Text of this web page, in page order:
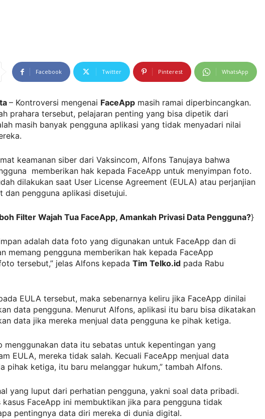
Facebook Twitter Pinterest WhatsApp
– Kontroversi mengenai FaceApp masih ramai diperbincangkan.
prahara tersebut, pelajaran penting yang bisa dipetik dari
masih banyak pengguna aplikasi yang tidak menyadari nilai
keamanan siber dari Vaksincom, Alfons Tanujaya bahwa
memberikan hak kepada FaceApp untuk menyimpan foto.
dilakukan saat User License Agreement (EULA) atau perjanjian
dan pengguna aplikasi disetujui.
Filter Wajah Tua FaceApp, Amankah Privasi Data Pengguna?}
adalah data foto yang digunakan untuk FaceApp dan di
memang pengguna memberikan hak kepada FaceApp
tersebut,” jelas Alfons kepada Tim Telko.id pada Rabu
EULA tersebut, maka sebenarnya keliru jika FaceApp dinilai
data pengguna. Menurut Alfons, aplikasi itu baru bisa dikatakan
data jika mereka menjual data pengguna ke pihak ketiga.
menggunakan data itu sebatas untuk kepentingan yang
EULA, mereka tidak salah. Kecuali FaceApp menjual data
pihak ketiga, itu baru melanggar hukum,” tambah Alfons.
yang luput dari perhatian pengguna, yakni soal data pribadi.
kasus FaceApp ini membuktikan jika para pengguna tidak
pentingnya data diri mereka di dunia digital.